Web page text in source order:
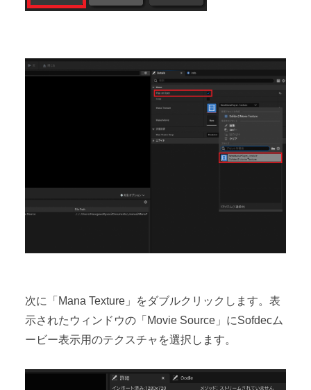
次に「Mana Texture」をダブルクリックします。表
示されたウィンドウの「Movie Source」にSofdecム
ービー表示用のテクスチャを選択します。